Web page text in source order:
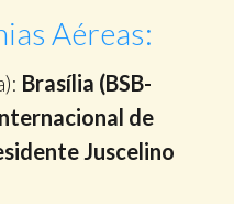
Aéreas:
Brasília (BSB-
de
Juscelino